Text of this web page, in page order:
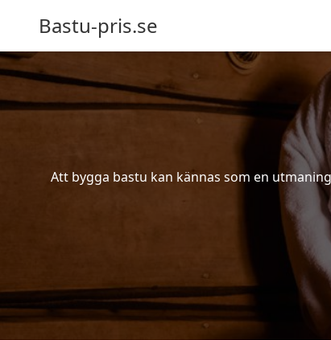
Bastu-pris.se
Att bygga bastu kan kännas som en